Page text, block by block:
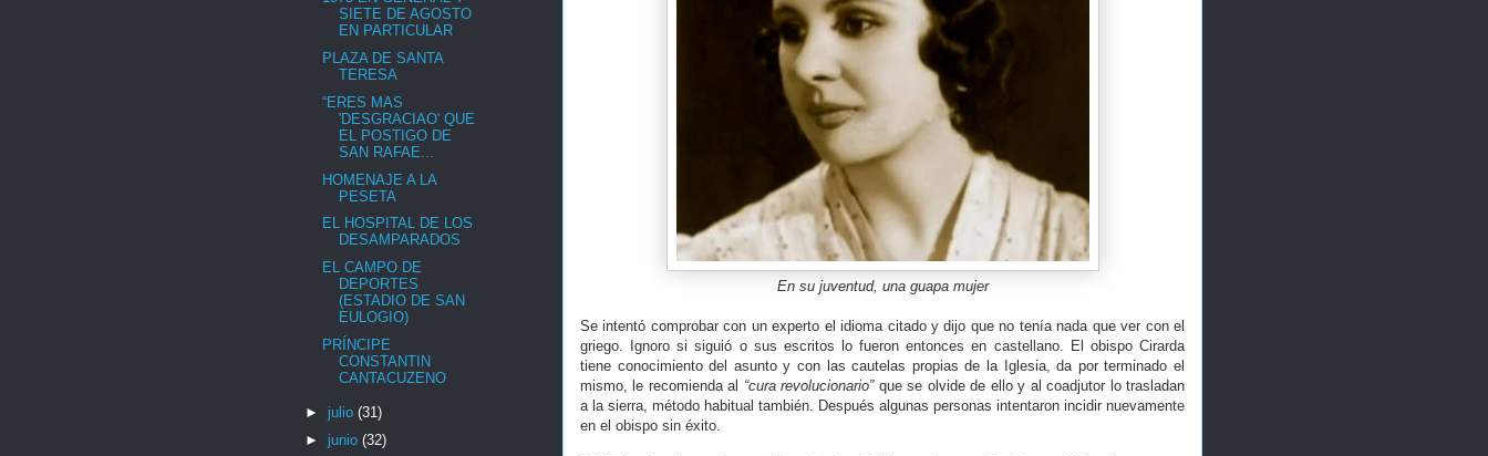
En su juventud, una guapa mujer
Se intentó comprobar con un experto el idioma citado y dijo que no tenía nada que ver con el
griego. Ignoro si siguió o sus escritos lo fueron entonces en castellano. El obispo Cirarda
tiene conocimiento del asunto y con las cautelas propias de la Iglesia, da por terminado el
mismo, le recomienda al “cura revolucionario” que se olvide de ello y al coadjutor lo trasladan
a la sierra, método habitual también. Después algunas personas intentaron incidir nuevamente
en el obispo sin éxito.
SIETE DE AGOSTO
EN PARTICULAR
PLAZA DE SANTA
TERESA
“ERES MAS
'DESGRACIAO' QUE
EL POSTIGO DE
SAN RAFAE...
HOMENAJE A LA
PESETA
EL HOSPITAL DE LOS
DESAMPARADOS
EL CAMPO DE
DEPORTES
(ESTADIO DE SAN
EULOGIO)
PRÍNCIPE
CONSTANTIN
CANTACUZENO
► julio (31)
► junio (32)